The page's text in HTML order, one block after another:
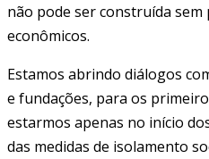
não pode ser construída
econômicos.
Estamos abrindo diálogos
e fundações, para os
estarmos apenas no início
das medidas de isolamento